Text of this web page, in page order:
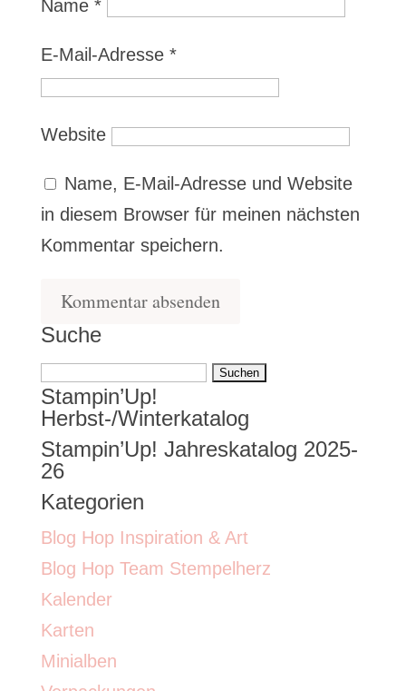
Name *
E-Mail-Adresse *
Website
Name, E-Mail-Adresse und Website
in diesem Browser für meinen nächsten
Kommentar speichern.
Suche
Suchen
nach:
Stampin’Up!
Herbst-/Winterkatalog
Stampin’Up! Jahreskatalog 2025-
26
Kategorien
Blog Hop Inspiration & Art
Blog Hop Team Stempelherz
Kalender
Karten
Minialben